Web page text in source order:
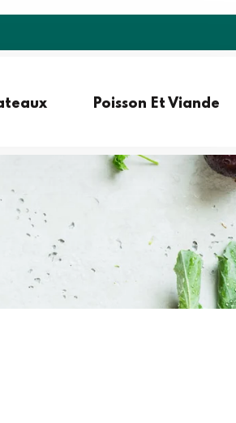
Poisson Et Viande